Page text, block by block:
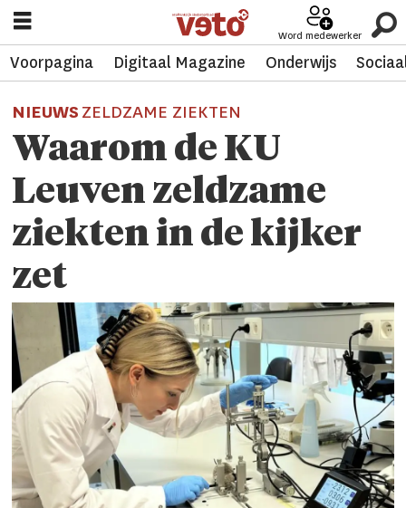
Word medewerker
Voorpagina Digitaal Magazine Onderwijs
NIEUWS ZELDZAME ZIEKTEN
Waarom de KU
Leuven zeldzame
ziekten in de kijker
zet